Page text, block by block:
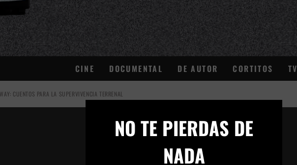
CINE DOCUMENTAL DE AUTOR CORTITOS TV
CUENTOS PARA LA SUPERVIVENCIA TERRENAL
8-size-scale-ok-mp4
NO TE PIERDAS DE
NADA